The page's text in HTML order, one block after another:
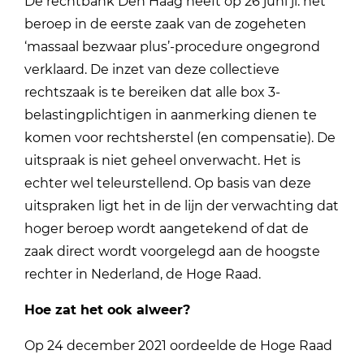
beroep in de eerste zaak van de zogeheten
‘massaal bezwaar plus’-procedure ongegrond
verklaard. De inzet van deze collectieve
rechtszaak is te bereiken dat alle box 3-
belastingplichtigen in aanmerking dienen te
komen voor rechtsherstel (en compensatie). De
uitspraak is niet geheel onverwacht. Het is
echter wel teleurstellend. Op basis van deze
uitspraken ligt het in de lijn der verwachting dat
hoger beroep wordt aangetekend of dat de
zaak direct wordt voorgelegd aan de hoogste
rechter in Nederland, de Hoge Raad.
Hoe zat het ook alweer?
Op 24 december 2021 oordeelde de Hoge Raad